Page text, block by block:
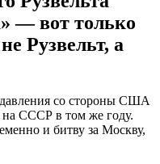
— вот только
Рузвельт, а
давления со стороны США
на СССР в том же году.
и битву за Москву,